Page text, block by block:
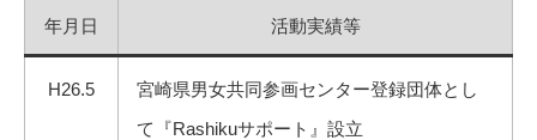
年月日 活動実績等
H26.5
宮崎県男女共同参画センター登録団体とし
て『Rashikuサポート』設立